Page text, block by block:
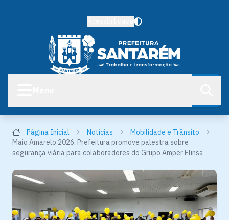
Página Inicial Notícias
Mobilidade e Trânsito
Maio Amarelo 2026: Prefeitura promove palestra sobre
segurança viária para colaboradores do Grupo Amper Elinsa